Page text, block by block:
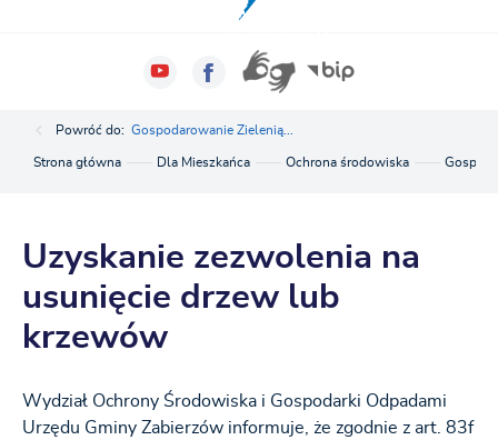
Powróć do: Gospodarowanie Zielenią...
Strona główna Dla Mieszkańca Ochrona środowiska
Uzyskanie zezwolenia na
usunięcie drzew lub
krzewów
Wydział Ochrony Środowiska i Gospodarki Odpadami
Urzędu Gminy Zabierzów informuje, że zgodnie z art. 83f